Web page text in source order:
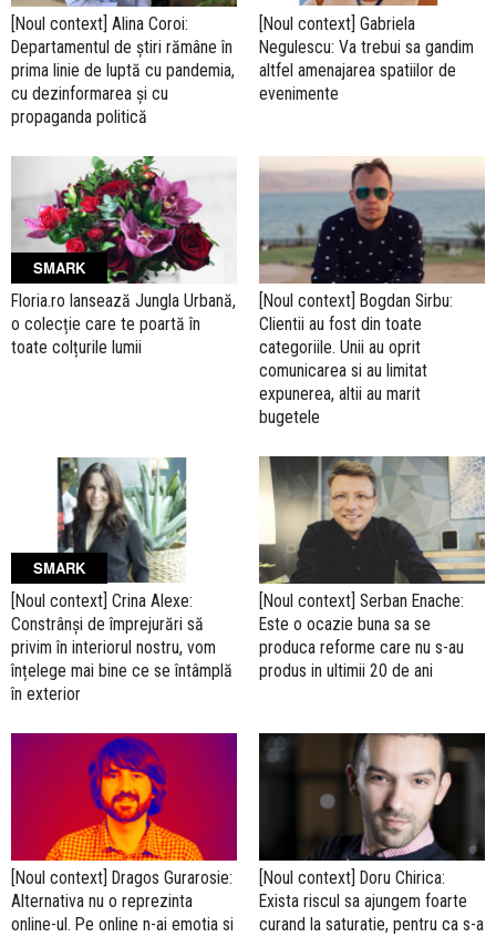
[Noul context] Alina Coroi:
Departamentul de știri rămâne în
prima linie de luptă cu pandemia,
cu dezinformarea și cu
propaganda politică
[Noul context] Gabriela
Negulescu: Va trebui sa gandim
altfel amenajarea spatiilor de
evenimente
SMARK
Floria.ro lansează Jungla Urbană,
o colecție care te poartă în
toate colțurile lumii
[Noul context] Bogdan Sirbu:
Clientii au fost din toate
categoriile. Unii au oprit
comunicarea si au limitat
expunerea, altii au marit
bugetele
SMARK
[Noul context] Crina Alexe:
Constrânși de împrejurări să
privim în interiorul nostru, vom
înțelege mai bine ce se întâmplă
în exterior
[Noul context] Serban Enache:
Este o ocazie buna sa se
produca reforme care nu s-au
produs in ultimii 20 de ani
[Noul context] Dragos Gurarosie:
Alternativa nu o reprezinta
online-ul. Pe online n-ai emotia si
[Noul context] Doru Chirica:
Exista riscul sa ajungem foarte
curand la saturatie, pentru ca s-a